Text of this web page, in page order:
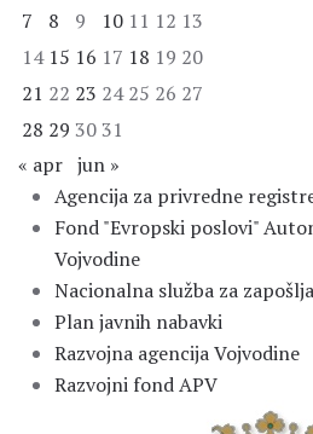
7
8 9 10 11 12 13
14 15 16 17 18 19 20
21 22 23 24 25 26 27
28 29 30 31
« apr jun »
Agencija za privredne
Fond "Evropski poslovi"
Vojvodine
Nacionalna služba za
Plan javnih nabavki
Razvojna agencija Vojvodine
Razvojni fond APV